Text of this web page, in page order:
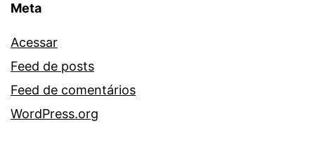
Meta
Acessar
Feed de posts
Feed de comentários
WordPress.org